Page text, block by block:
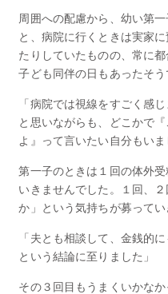
周囲への配慮から、幼い第
と、病院に行くときは実家
たりしていたものの、常に
子ども同伴の日もあったそう
「病院では視線をすごく感
と思いながらも、どこかで
よ』って言いたい自分もいま
第一子のときは１回の体外
いきませんでした。１回、
か」という気持ちが募ってい
「夫とも相談して、金銭的
という結論に至りました」
その３回目もうまくいかな